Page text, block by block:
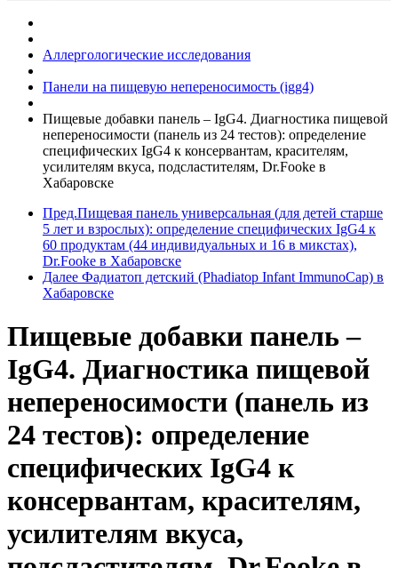
Аллергологические исследования
Панели на пищевую непереносимость (igg4)
Пищевые добавки панель – IgG4. Диагностика пищевой
непереносимости (панель из 24 тестов): определение
специфических IgG4 к консервантам, красителям,
усилителям вкуса, подсластителям, Dr.Fooke в
Хабаровске
Пред.Пищевая панель универсальная (для детей старше
5 лет и взрослых): определение специфических IgG4 к
60 продуктам (44 индивидуальных и 16 в микстах),
Dr.Fooke в Хабаровске
Далее Фадиатоп детский (Phadiatop Infant ImmunoCap) в
Хабаровске
Пищевые добавки панель –
IgG4. Диагностика пищевой
непереносимости (панель из
24 тестов): определение
специфических IgG4 к
консервантам, красителям,
усилителям вкуса,